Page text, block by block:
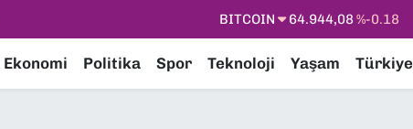
DOLAR 47,7436%0.18
STERLİN
64,4811%0.38
Ekonomi Politika Spor Teknoloji Yaşam Türkiye